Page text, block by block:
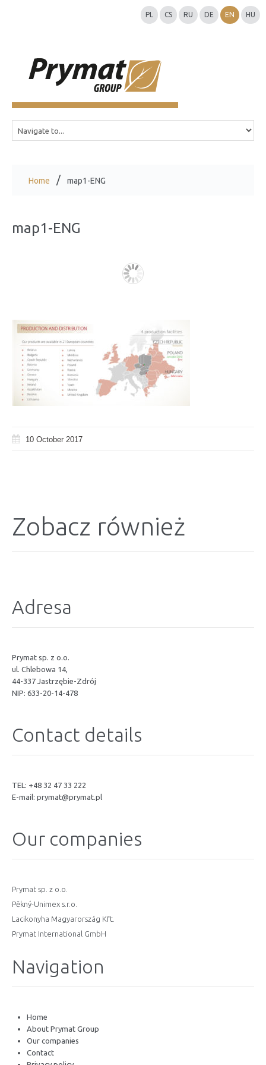
PL CS RU DE EN HU
Home map1-ENG
map1-ENG
10 October 2017
Zobacz również
Adresa
Prymat sp. z o.o.
ul. Chlebowa 14,
44-337 Jastrzębie-Zdrój
NIP: 633-20-14-478
Contact details
TEL: +48 32 47 33 222
E-mail: prymat@prymat.pl
Our companies
Prymat sp. z o.o.
Pěkný-Unimex s.r.o.
Lacikonyha Magyarország Kft.
Prymat International GmbH
Navigation
Home
About Prymat Group
Our companies
Contact